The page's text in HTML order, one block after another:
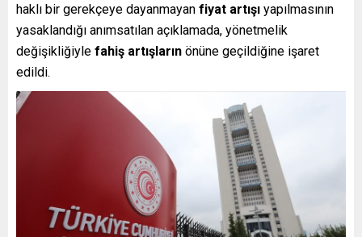
haklı bir gerekçeye dayanmayan fiyat artışı yapılmasının
yasaklandığı anımsatılan açıklamada, yönetmelik
değişikliğiyle fahiş artışların önüne geçildiğine işaret
edildi.